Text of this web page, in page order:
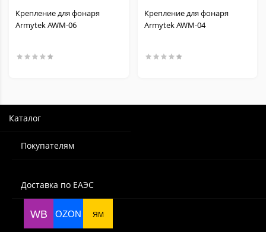
Крепление для фонаря
Armytek AWM-06
Крепление для фонаря
Armytek AWM-04
Каталог
Покупателям
Доставка по ЕАЭС
WB OZON ЯМ